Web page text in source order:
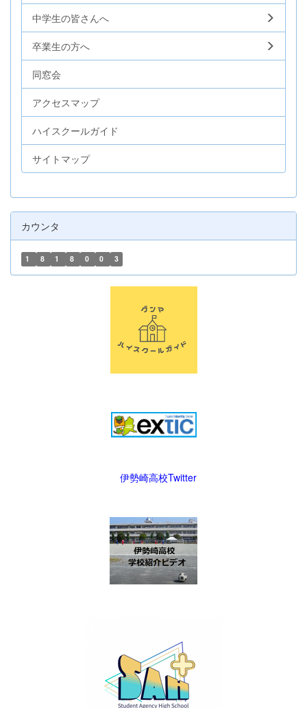
中学生の皆さんへ
卒業生の方へ
同窓会
アクセスマップ
ハイスクールガイド
サイトマップ
カウンタ
1 8 1 8 0 0 3
伊勢崎高校Twitter